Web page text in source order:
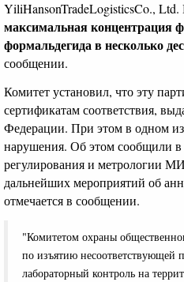
YiliHansonTradeLogisticsCo.,
максимальная концентрация
формальдегида в несколько
сообщении.
Комитет установил, что эту
сертификатам соответствия,
Федерации. При этом в одном
нарушения. Об этом сообщили в
регулирования и метрологии
дальнейших мероприятий об
отмечается в сообщении.
"Комитетом охраны
по изъятию несоответствующей
лабораторный контроль на